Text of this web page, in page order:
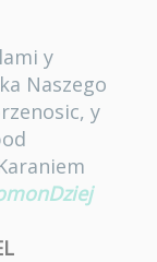
y
Naszego
y